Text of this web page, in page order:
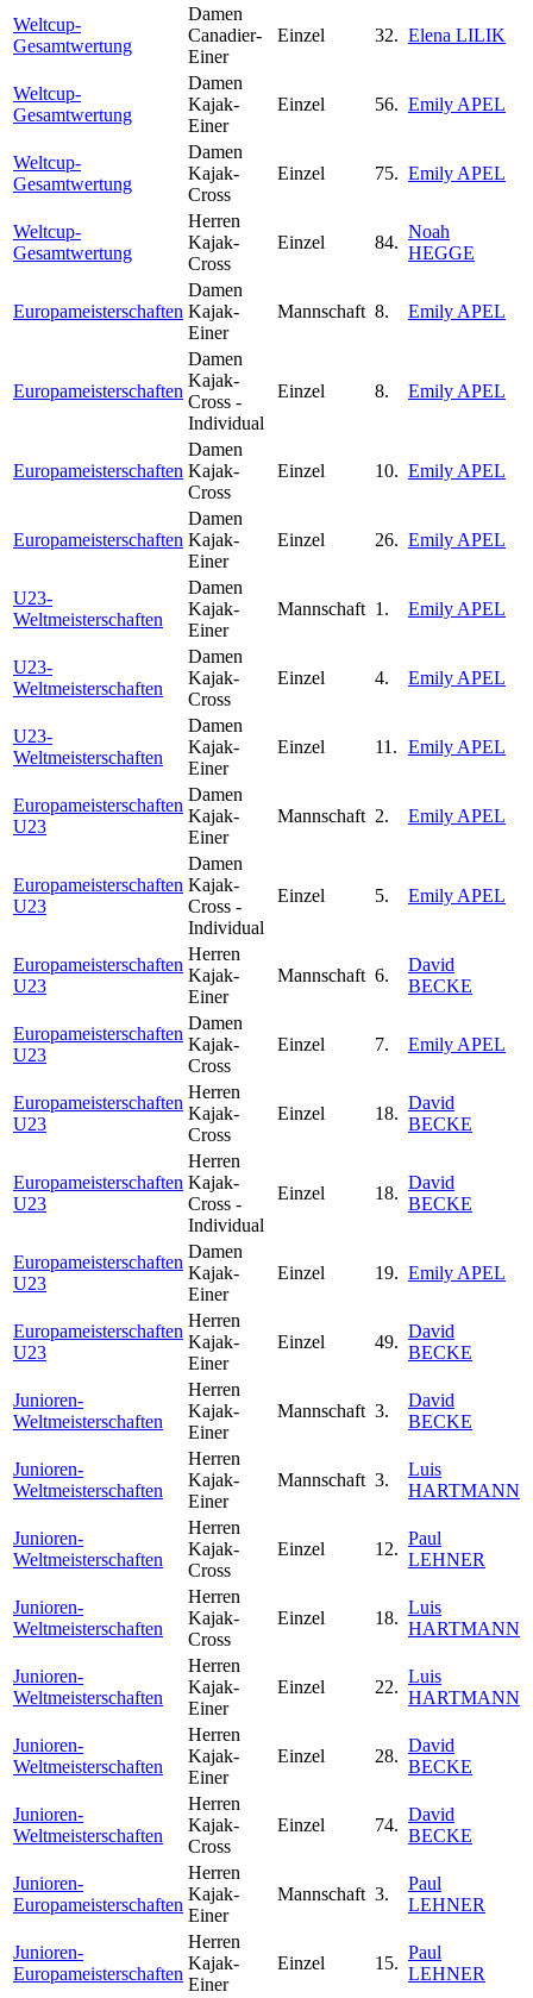
Weltcup-
Gesamtwertung
Damen
Canadier-
Einer
Einzel 32. Elena LILIK
Weltcup-
Gesamtwertung
Damen
Kajak-
Einer
Einzel 56. Emily APEL
Weltcup-
Gesamtwertung
Damen
Kajak-
Cross
Einzel 75. Emily APEL
Weltcup-
Gesamtwertung
Herren
Kajak-
Cross
Einzel 84.
Noah
HEGGE
Europameisterschaften
Damen
Kajak-
Einer
Mannschaft 8. Emily APEL
Europameisterschaften
Damen
Kajak-
Cross -
Individual
Einzel 8. Emily APEL
Europameisterschaften
Damen
Kajak-
Cross
Einzel 10. Emily APEL
Europameisterschaften
Damen
Kajak-
Einer
Einzel 26. Emily APEL
U23-
Weltmeisterschaften
Damen
Kajak-
Einer
Mannschaft 1. Emily APEL
U23-
Weltmeisterschaften
Damen
Kajak-
Cross
Einzel 4. Emily APEL
U23-
Weltmeisterschaften
Damen
Kajak-
Einer
Einzel 11. Emily APEL
Europameisterschaften
U23
Damen
Kajak-
Einer
Mannschaft 2. Emily APEL
Europameisterschaften
U23
Damen
Kajak-
Cross -
Individual
Einzel 5. Emily APEL
Europameisterschaften
U23
Herren
Kajak-
Einer
Mannschaft 6.
David
BECKE
Europameisterschaften
U23
Damen
Kajak-
Cross
Einzel 7. Emily APEL
Europameisterschaften
U23
Herren
Kajak-
Cross
Einzel 18.
David
BECKE
Europameisterschaften
U23
Herren
Kajak-
Cross -
Individual
Einzel 18.
David
BECKE
Europameisterschaften
U23
Damen
Kajak-
Einer
Einzel 19. Emily APEL
Europameisterschaften
U23
Herren
Kajak-
Einer
Einzel 49.
David
BECKE
Junioren-
Weltmeisterschaften
Herren
Kajak-
Einer
Mannschaft 3.
David
BECKE
Junioren-
Weltmeisterschaften
Herren
Kajak-
Einer
Mannschaft 3.
Luis
HARTMANN
Junioren-
Weltmeisterschaften
Herren
Kajak-
Cross
Einzel 12.
Paul
LEHNER
Junioren-
Weltmeisterschaften
Herren
Kajak-
Cross
Einzel 18.
Luis
HARTMANN
Junioren-
Weltmeisterschaften
Herren
Kajak-
Einer
Einzel 22.
Luis
HARTMANN
Junioren-
Weltmeisterschaften
Herren
Kajak-
Einer
Einzel 28.
David
BECKE
Junioren-
Weltmeisterschaften
Herren
Kajak-
Cross
Einzel 74.
David
BECKE
Junioren-
Europameisterschaften
Herren
Kajak-
Einer
Mannschaft 3.
Paul
LEHNER
Junioren-
Europameisterschaften
Herren
Kajak-
Einer
Einzel 15.
Paul
LEHNER